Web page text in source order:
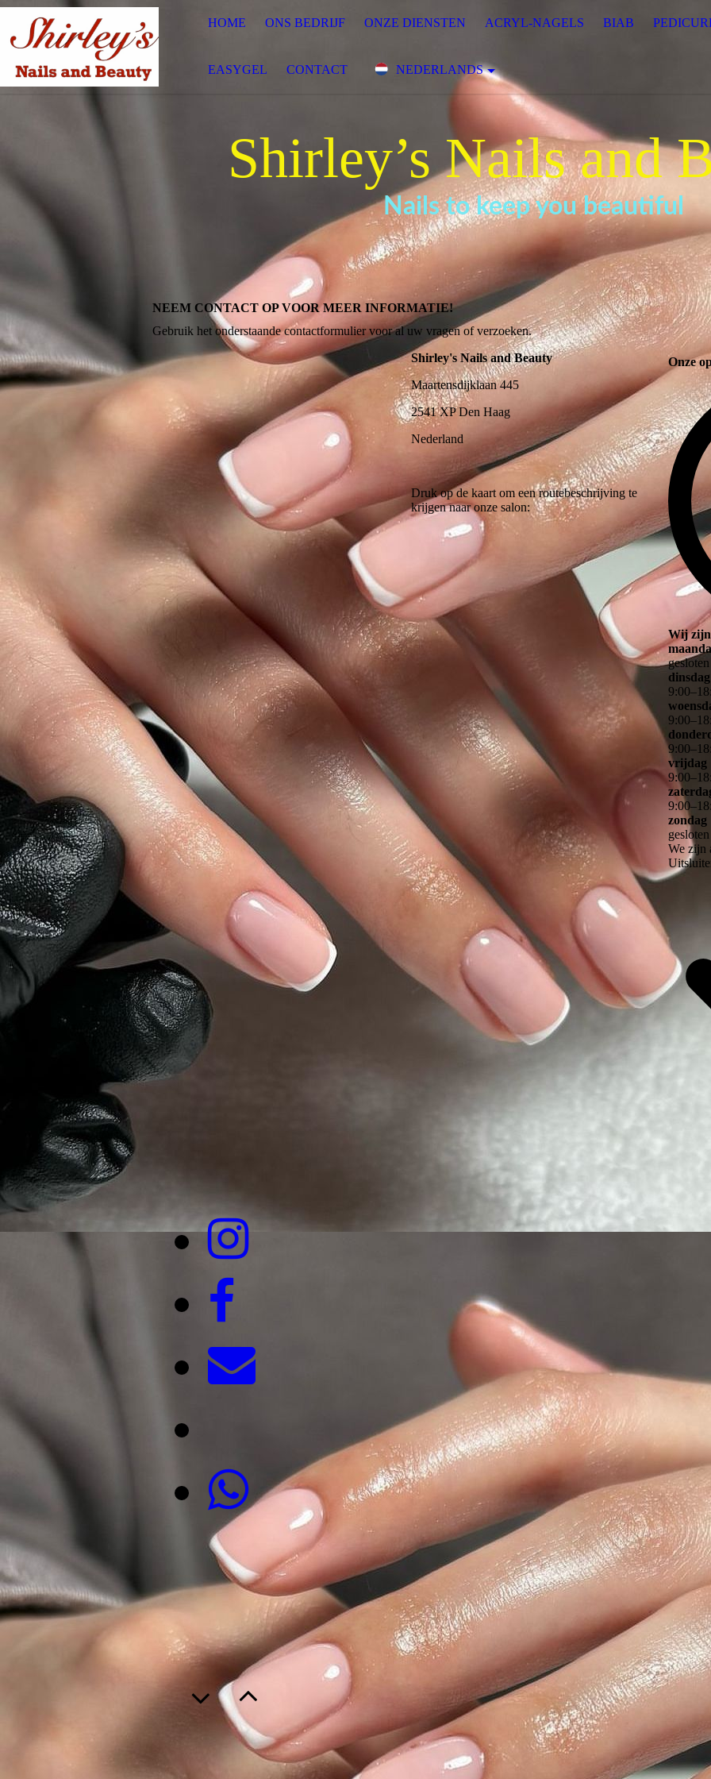
HOME ONS BEDRIJF ONZE DIENSTEN ACRYL-NAGELS BIAB
EASYGEL CONTACT NEDERLANDS
Shirley’s Nails and
Nails to keep you beautiful
NEEM CONTACT OP VOOR MEER INFORMATIE!
Gebruik het onderstaande contactformulier voor al uw vragen of verzoeken.
Shirley's Nails and Beauty
Maartensdijklaan 445
2541 XP Den Haag
Nederland
Druk op de kaart om een routebeschrijving te
krijgen naar onze salon:
Onze
Wij zijn
gesloten
dinsdag
9:00–18:
9:00–18:
9:00–18:
vrijdag
9:00–18:
9:00–18:
zondag
gesloten
We zijn